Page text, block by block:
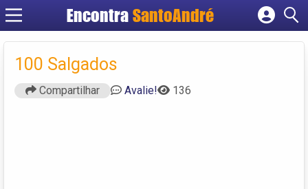
Encontra SantoAndré
Cadastrar empresa
100 Salgados
Compartilhar Avalie! 136